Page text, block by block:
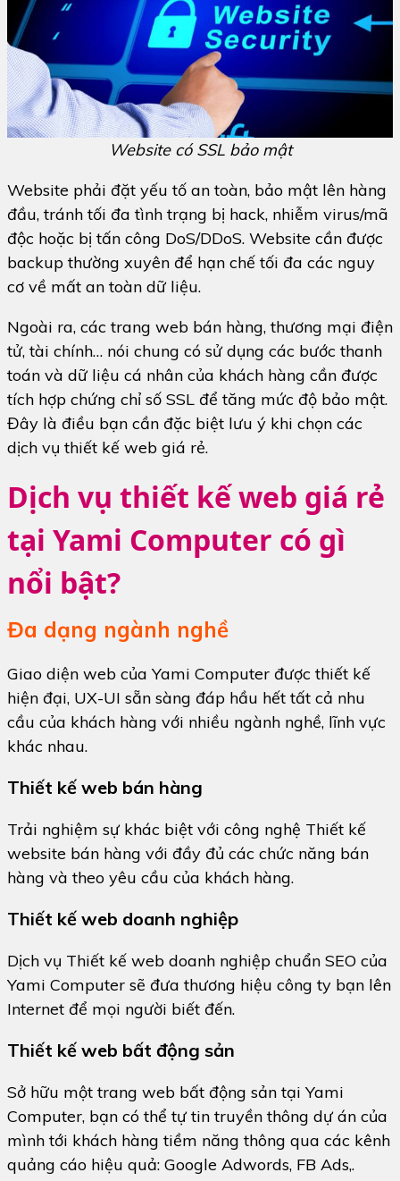
Website có SSL bảo mật
Website phải đặt yếu tố an toàn, bảo mật lên hàng
đầu, tránh tối đa tình trạng bị hack, nhiễm virus/mã
độc hoặc bị tấn công DoS/DDoS. Website cần được
backup thường xuyên để hạn chế tối đa các nguy
cơ về mất an toàn dữ liệu.
Ngoài ra, các trang web bán hàng, thương mại điện
tử, tài chính… nói chung có sử dụng các bước thanh
toán và dữ liệu cá nhân của khách hàng cần được
tích hợp chứng chỉ số SSL để tăng mức độ bảo mật.
Đây là điều bạn cần đặc biệt lưu ý khi chọn các
dịch vụ thiết kế web giá rẻ.
Dịch vụ thiết kế web giá rẻ
tại Yami Computer có gì
nổi bật?
Đa dạng ngành nghề
Giao diện web của Yami Computer được thiết kế
hiện đại, UX-UI sẵn sàng đáp hầu hết tất cả nhu
cầu của khách hàng với nhiều ngành nghề, lĩnh vực
khác nhau.
Thiết kế web bán hàng
Trải nghiệm sự khác biệt với công nghệ Thiết kế
website bán hàng với đầy đủ các chức năng bán
hàng và theo yêu cầu của khách hàng.
Thiết kế web doanh nghiệp
Dịch vụ Thiết kế web doanh nghiệp chuẩn SEO của
Yami Computer sẽ đưa thương hiệu công ty bạn lên
Internet để mọi người biết đến.
Thiết kế web bất động sản
Sở hữu một trang web bất động sản tại Yami
Computer, bạn có thể tự tin truyền thông dự án của
mình tới khách hàng tiềm năng thông qua các kênh
quảng cáo hiệu quả: Google Adwords, FB Ads,.